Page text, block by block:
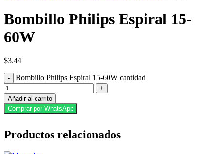
Bombillo Philips Espiral 15-
60W
$3.44
Bombillo Philips Espiral 15-60W cantidad
Añadir al carrito
Comprar por WhatsApp
Productos relacionados